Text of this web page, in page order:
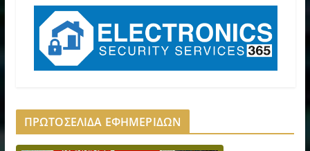
ΠΡΩΤΟΣΕΛΙΔΑ ΕΦΗΜΕΡΙΔΩΝ